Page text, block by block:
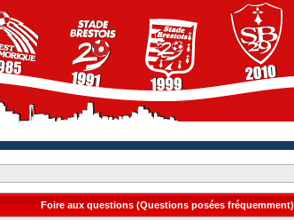
Foire aux questions (Questions posées fréquemment)